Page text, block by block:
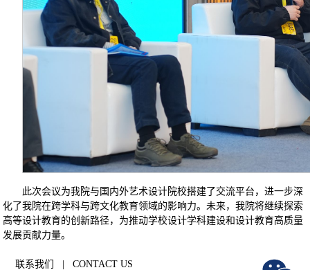
此次会议为我院与国内外艺术设计院校搭建了交流平台，进一步深
化了我院在跨学科与跨文化教育领域的影响力。未来，我院将继续探索
高等设计教育的创新路径，为推动学校设计学科建设和设计教育高质量
发展贡献力量。
联系我们 | CONTACT US